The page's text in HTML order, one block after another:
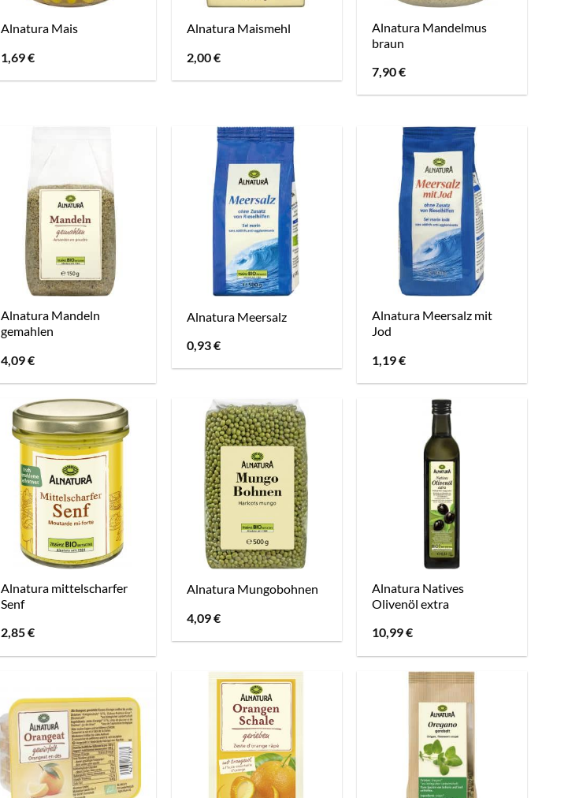
Alnatura Mais
1,69€
Alnatura Maismehl
2,00€
Alnatura Mandelmus
braun
7,90€
Alnatura Mandeln
gemahlen
4,09€
Alnatura Meersalz
0,93€
Alnatura Meersalz mit
Jod
1,19€
Alnatura mittelscharfer
Senf
2,85€
Alnatura Mungobohnen
4,09€
Alnatura Natives
Olivenöl extra
10,99€